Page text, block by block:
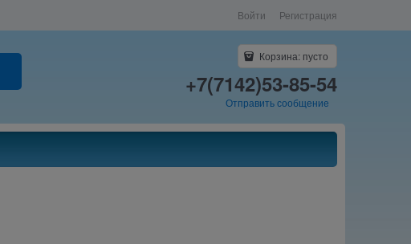
Войти Регистрация
Корзина: пусто
+7(7142)53-85-54
Отправить сообщение